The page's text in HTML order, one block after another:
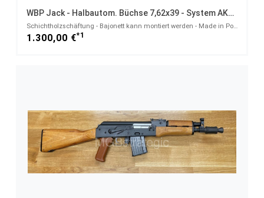
WBP Jack - Halbautom. Büchse 7,62x39 - System AKM AK47 AK74
Schichtholzschäftung - Bajonett kann montiert werden - Made in Poland - Neuheit! - 7,62x39
1.300,00 €*1